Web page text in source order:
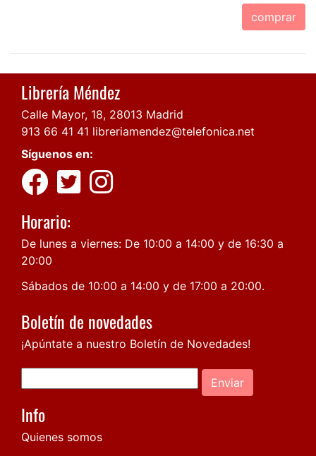
comprar
Librería Méndez
Calle Mayor, 18, 28013 Madrid
913 66 41 41 libreriamendez@telefonica.net
Síguenos en:
Horario:
De lunes a viernes: De 10:00 a 14:00 y de 16:30 a
20:00
Sábados de 10:00 a 14:00 y de 17:00 a 20:00.
Boletín de novedades
¡Apúntate a nuestro Boletín de Novedades!
Enviar
Info
Quienes somos